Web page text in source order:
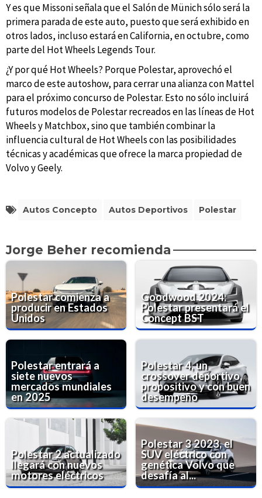
Y es que Missoni señala que el Salón de Münich sólo será la
primera parada de este auto, puesto que será exhibido en
otros lados, incluso estará en California, en octubre, como
parte del Hot Wheels Legends Tour.
¿Y por qué Hot Wheels? Porque Polestar, aprovechó el
marco de este autoshow, para cerrar una alianza con Mattel
para el próximo concurso de Polestar. Esto no sólo incluirá
futuros modelos de Polestar recreados en las líneas de Hot
Wheels y Matchbox, sino que también combinar la
influencia cultural de Hot Wheels con las posibilidades
técnicas y académicas que ofrece la marca propiedad de
Volvo y Geely.
Autos Concepto Autos Deportivos Polestar
Jorge Beher recomienda
Polestar comienza a
producir en Estados
Unidos
Goodwood 2024:
Polestar presentará el
Concept BST
Polestar entrará a
siete nuevos
mercados mundiales
en 2025
Polestar 4, un
crossover deportivo,
propositivo y con buen
desempeño
Polestar 2 actualizado
llegará con nuevos
motores eléctricos
Polestar 3 2023, el
SUV eléctrico con
genética Volvo que
desafía al...